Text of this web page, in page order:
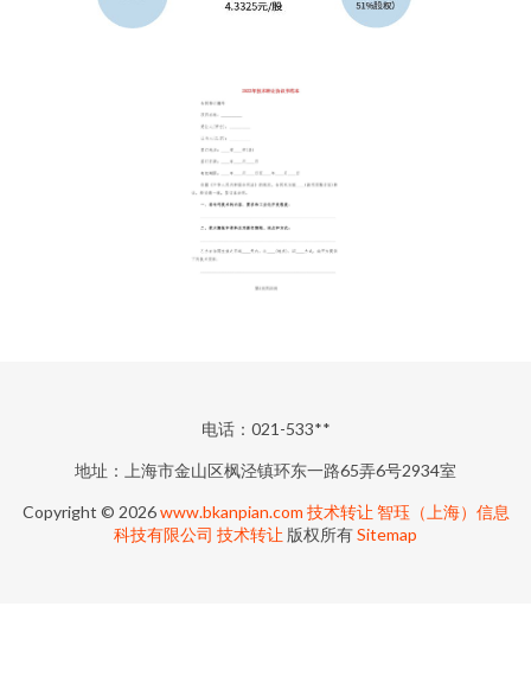
电话：021-533**
地址：上海市金山区枫泾镇环东一路65弄6号2934室
Copyright © 2026www.bkanpian.com 技术转让 智珏（上海）信息
科技有限公司 技术转让 版权所有Sitemap